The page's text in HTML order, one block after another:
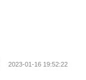
2023-01-16 19:52:22